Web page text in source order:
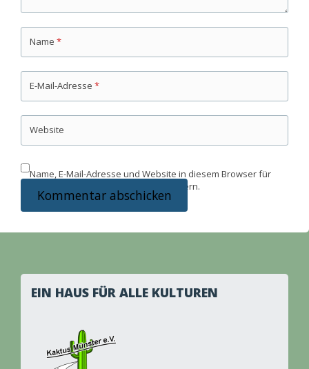
Name *
E-Mail-Adresse *
Website
Name, E-Mail-Adresse und Website in diesem Browser für
meinen nächsten Kommentar speichern.
EIN HAUS FÜR ALLE KULTUREN